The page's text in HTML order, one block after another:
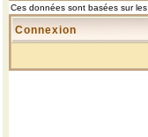
Ces données sont basées sur
Connexion